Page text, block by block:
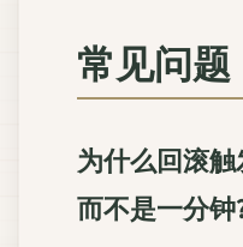
常见问题
为什么回滚
而不是一分钟